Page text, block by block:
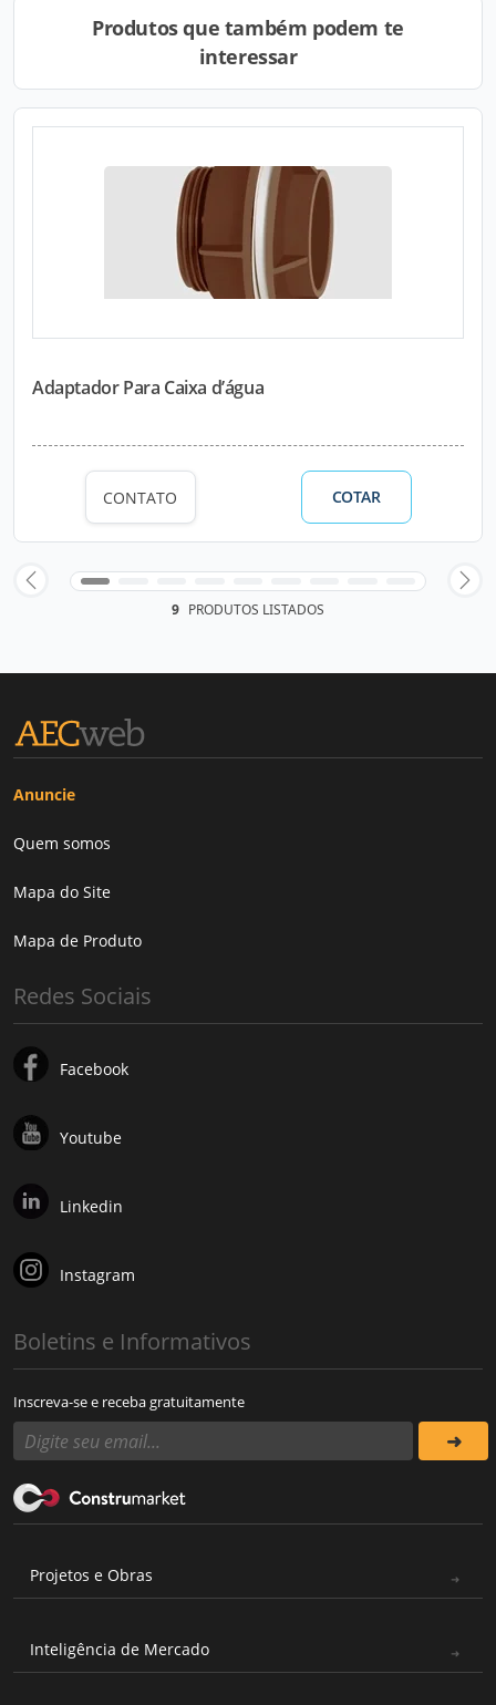
Produtos que também podem te
interessar
Adaptador Para Caixa d’água
CONTATO COTAR
9 PRODUTOS LISTADOS
Anuncie
Quem somos
Mapa do Site
Mapa de Produto
Redes Sociais
Facebook
Youtube
Linkedin
Instagram
Boletins e Informativos
Inscreva-se e receba gratuitamente
Projetos e Obras
Inteligência de Mercado